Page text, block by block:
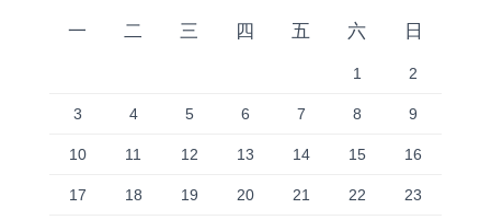
一 二 三 四 五 六 日
1 2
3 4 5 6 7 8 9
10 11 12 13 14 15 16
17 18 19 20 21 22 23